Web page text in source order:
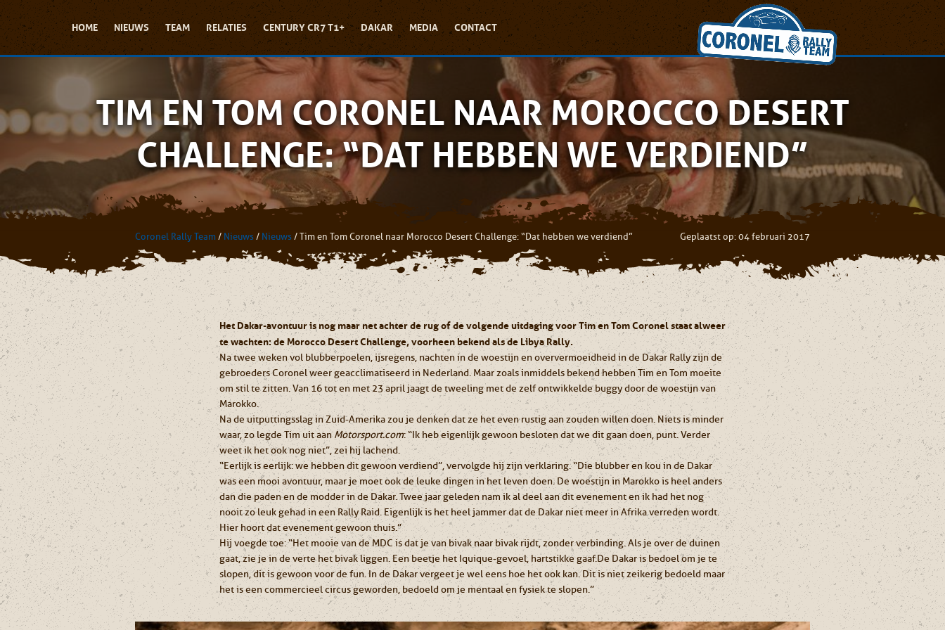
HOME NIEUWS TEAM RELATIES CENTURY CR7 T1+ DAKAR MEDIA CONTACT
TIM EN TOM CORONEL NAAR MOROCCO DESERT
CHALLENGE: “DAT HEBBEN WE VERDIEND”
Coronel Rally Team / Nieuws / Nieuws /Tim en Tom Coronel naar Morocco Desert Challenge: “Dat hebben we verdiend” Geplaatst op: 04 februari 2017
Het Dakar-avontuur is nog maar net achter de rug of de volgende uitdaging voor Tim en Tom Coronel staat alweer
te wachten: de Morocco Desert Challenge, voorheen bekend als de Libya Rally.
Na twee weken vol blubberpoelen, ijsregens, nachten in de woestijn en oververmoeidheid in de Dakar Rally zijn de
gebroeders Coronel weer geacclimatiseerd in Nederland. Maar zoals inmiddels bekend hebben Tim en Tom moeite
om stil te zitten. Van 16 tot en met 23 april jaagt de tweeling met de zelf ontwikkelde buggy door de woestijn van
Marokko.
Na de uitputtingsslag in Zuid-Amerika zou je denken dat ze het even rustig aan zouden willen doen. Niets is minder
waar, zo legde Tim uit aanMotorsport.com: “Ik heb eigenlijk gewoon besloten dat we dit gaan doen, punt. Verder
weet ik het ook nog niet”, zei hij lachend.
“Eerlijk is eerlijk: we hebben dit gewoon verdiend”, vervolgde hij zijn verklaring. “Die blubber en kou in de Dakar
was een mooi avontuur, maar je moet ook de leuke dingen in het leven doen. De woestijn in Marokko is heel anders
dan die paden en de modder in de Dakar. Twee jaar geleden nam ik al deel aan dit evenement en ik had het nog
nooit zo leuk gehad in een Rally Raid. Eigenlijk is het heel jammer dat de Dakar niet meer in Afrika verreden wordt.
Hier hoort dat evenement gewoon thuis.”
Hij voegde toe: “Het mooie van de MDC is dat je van bivak naar bivak rijdt, zonder verbinding. Als je over de duinen
gaat, zie je in de verte het bivak liggen. Een beetje het Iquique-gevoel, hartstikke gaaf. De Dakar is bedoel om je te
slopen, dit is gewoon voor de fun. In de Dakar vergeet je wel eens hoe het ook kan. Dit is niet zeikerig bedoeld maar
het is een commercieel circus geworden, bedoeld om je mentaal en fysiek te slopen.”